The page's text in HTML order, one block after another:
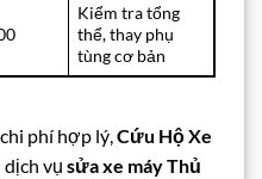
Kiểm tra tổng
thể, thay phụ
tùng cơ bản
phí hợp lý,Cứu Hộ Xe
dịch vụ sửa xe máy Thủ